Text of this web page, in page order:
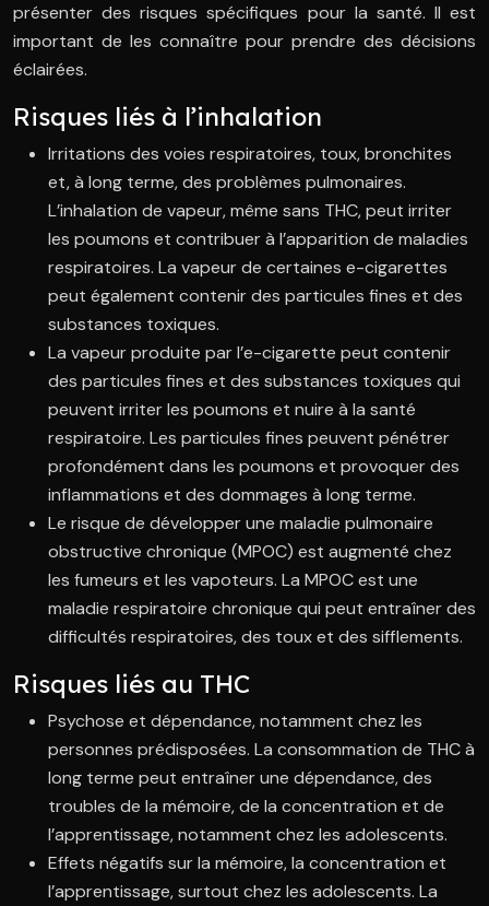
présenter des risques spécifiques pour la santé. Il est
important de les connaître pour prendre des décisions
éclairées.
Risques liés à l’inhalation
Irritations des voies respiratoires, toux, bronchites
et, à long terme, des problèmes pulmonaires.
L’inhalation de vapeur, même sans THC, peut irriter
les poumons et contribuer à l’apparition de maladies
respiratoires. La vapeur de certaines e-cigarettes
peut également contenir des particules fines et des
substances toxiques.
La vapeur produite par l’e-cigarette peut contenir
des particules fines et des substances toxiques qui
peuvent irriter les poumons et nuire à la santé
respiratoire. Les particules fines peuvent pénétrer
profondément dans les poumons et provoquer des
inflammations et des dommages à long terme.
Le risque de développer une maladie pulmonaire
obstructive chronique (MPOC) est augmenté chez
les fumeurs et les vapoteurs. La MPOC est une
maladie respiratoire chronique qui peut entraîner des
difficultés respiratoires, des toux et des sifflements.
Risques liés au THC
Psychose et dépendance, notamment chez les
personnes prédisposées. La consommation de THC à
long terme peut entraîner une dépendance, des
troubles de la mémoire, de la concentration et de
l’apprentissage, notamment chez les adolescents.
Effets négatifs sur la mémoire, la concentration et
l’apprentissage, surtout chez les adolescents. La